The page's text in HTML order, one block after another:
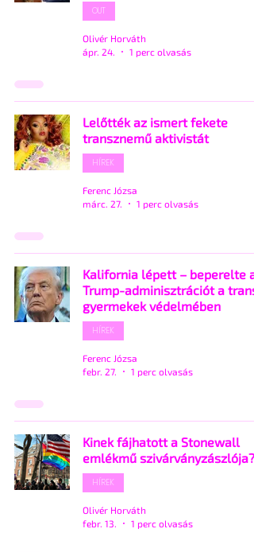
OUT
Olivér Horváth
ápr. 24.
1 perc olvasás
Lelőtték az ismert fekete
transznemű aktivistát
HÍREK
Ferenc Józsa
márc. 27.
1 perc olvasás
Kalifornia lépett – beperelte a
Trump-adminisztrációt a
gyermekek védelmében
HÍREK
Ferenc Józsa
febr. 27.
1 perc olvasás
Kinek fájhatott a Stonewall
emlékmű szivárványzászlója?
HÍREK
Olivér Horváth
febr. 13.
1 perc olvasás